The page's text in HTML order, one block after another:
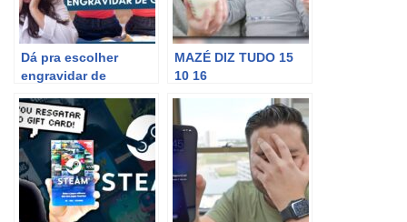
Dá pra escolher
engravidar de
de La Rocque
MAZÉ DIZ TUDO 15
10 16
DR FABILIANO
RODRIGUES BL 01